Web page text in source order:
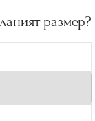
размер?